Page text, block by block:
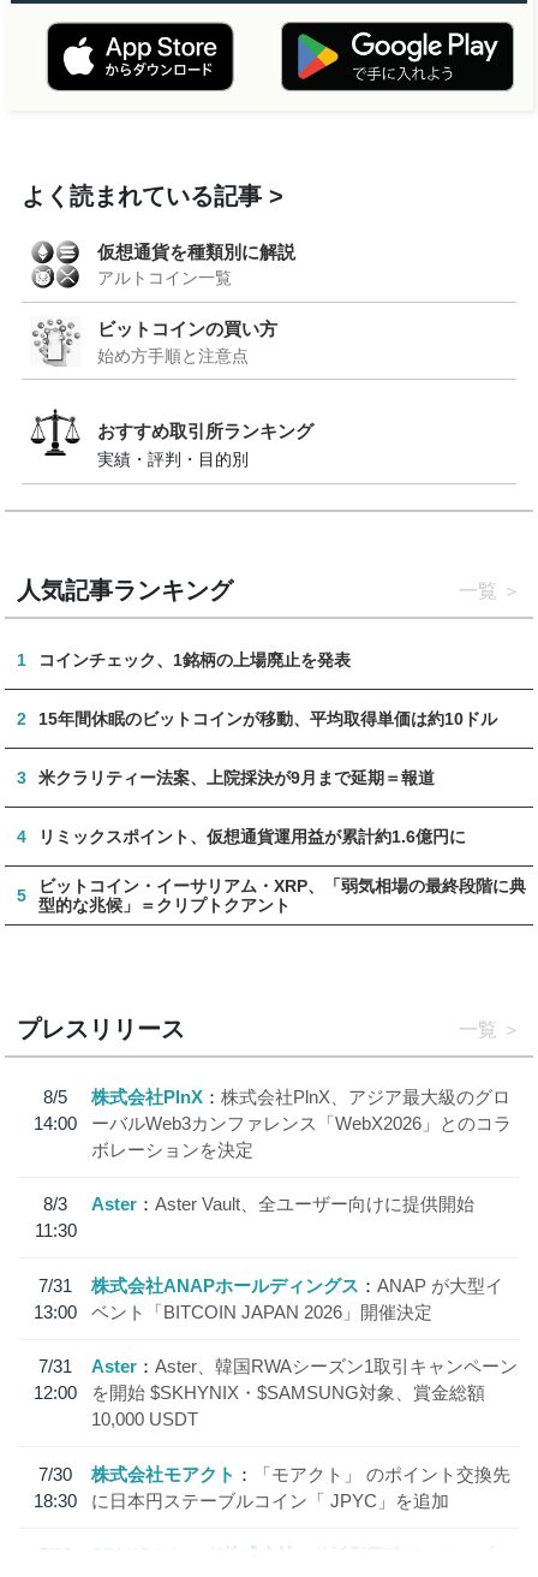
よく読まれている記事
仮想通貨を種類別に解説
アルトコイン一覧
ビットコインの買い方
始め方手順と注意点
おすすめ取引所ランキング
実績・評判・目的別
人気記事ランキング 一覧
1 コインチェック、1銘柄の上場廃止を発表
2 15年間休眠のビットコインが移動、平均取得単価は約10ドル
3 米クラリティー法案、上院採決が9月まで延期＝報道
4 リミックスポイント、仮想通貨運用益が累計約1.6億円に
5
ビットコイン・イーサリアム・XRP、「弱気相場の最終段階に典
型的な兆候」＝クリプトクアント
プレスリリース 一覧
8/5
14:00
株式会社PlnX
株式会社PlnX、アジア最大級のグロ
ーバルWeb3カンファレンス「WebX2026」とのコラ
ボレーションを決定
8/3
11:30
Aster Aster Vault、全ユーザー向けに提供開始
7/31
13:00
株式会社ANAPホールディングス
ANAP が大型イ
ベント「BITCOIN JAPAN 2026」開催決定
7/31
12:00
Aster
Aster、韓国RWAシーズン1取引キャンペーン
を開始 $SKHYNIX・$SAMSUNG対象、賞金総額
10,000 USDT
7/30
18:30
株式会社モアクト
「モアクト」 のポイント交換先
に日本円ステーブルコイン「 JPYC」を追加
7/29
SBI VCトレード株式会社
信託型円建てステーブル